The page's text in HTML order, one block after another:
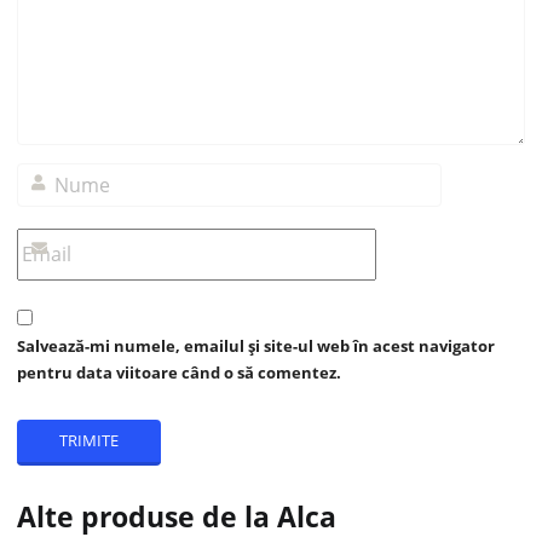
Salvează-mi numele, emailul și site-ul web în acest navigator
pentru data viitoare când o să comentez.
Alte produse de la Alca